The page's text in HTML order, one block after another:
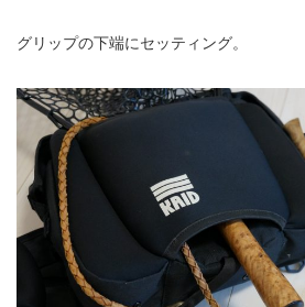
グリップの下端にセッティング。